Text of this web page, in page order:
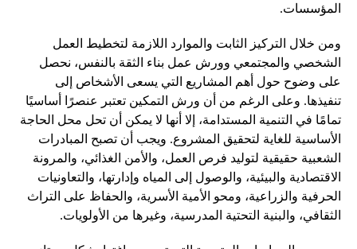
المؤسسات.
ومن خلال التركيز الثابت والموارد اللازمة لتخطيط العمل
الشخصي والمجتمعي وورش عمل بناء الثقة بالنفس، نحصل
على وضوح حول أهم المشاريع التي يسعى الأشخاص إلى
تنفيذها. وعلى الرغم من أن ورش التمكين تعتبر عنصرًا أساسيًا
تمامًا في التنمية المستدامة، إلا أنها لا يمكن أن تحل محل الحاجة
الأساسية للغاية لتحقيق المشروع. ويجب أن تصبح المبادرات
الشعبية حقيقية لتوليد فرص العمل، والأمن الغذائي، والمرونة
الاقتصادية والبيئية، والوصول إلى المياه وإدارتها، والتعاونيات
الحرفية والزراعية، ومحو الأمية الأسرية، والحفاظ على التراث
الثقافي، والبنية التحتية المدرسية، وغيرها من الأولويات.